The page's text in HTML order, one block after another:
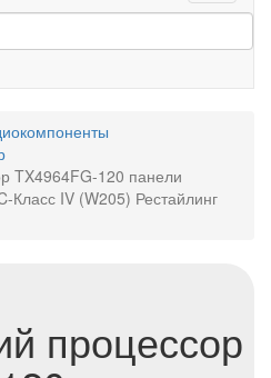
TX4964FG-120 панели
Класс IV (W205) Рестайлинг
процессор